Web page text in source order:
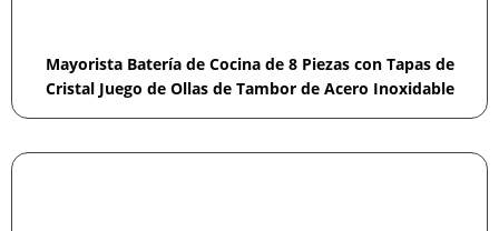
Mayorista Batería de Cocina de 8 Piezas con Tapas de
Cristal Juego de Ollas de Tambor de Acero Inoxidable